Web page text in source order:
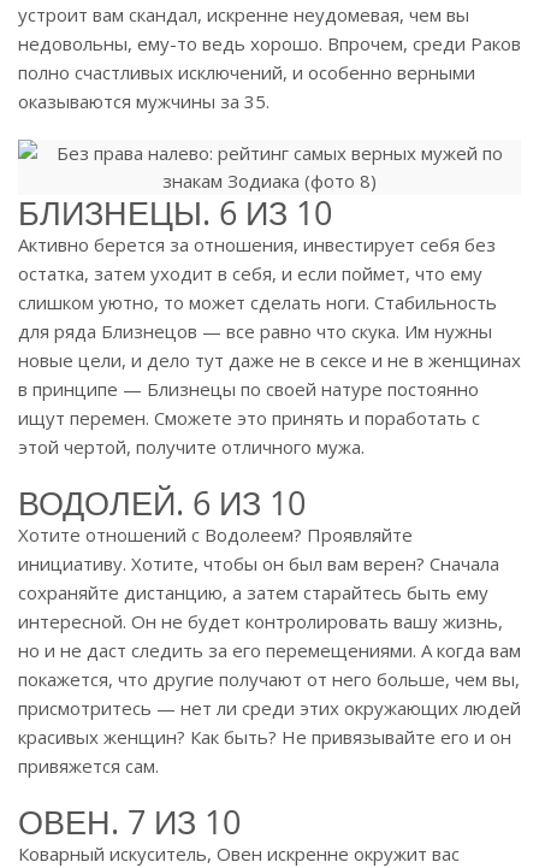
устроит вам скандал, искренне неудомевая, чем вы
недовольны, ему-то ведь хорошо. Впрочем, среди Раков
полно счастливых исключений, и особенно верными
оказываются мужчины за 35.
БЛИЗНЕЦЫ. 6 ИЗ 10
Активно берется за отношения, инвестирует себя без
остатка, затем уходит в себя, и если поймет, что ему
слишком уютно, то может сделать ноги. Стабильность
для ряда Близнецов — все равно что скука. Им нужны
новые цели, и дело тут даже не в сексе и не в женщинах
в принципе — Близнецы по своей натуре постоянно
ищут перемен. Сможете это принять и поработать с
этой чертой, получите отличного мужа.
ВОДОЛЕЙ. 6 ИЗ 10
Хотите отношений с Водолеем? Проявляйте
инициативу. Хотите, чтобы он был вам верен? Сначала
сохраняйте дистанцию, а затем старайтесь быть ему
интересной. Он не будет контролировать вашу жизнь,
но и не даст следить за его перемещениями. А когда вам
покажется, что другие получают от него больше, чем вы,
присмотритесь — нет ли среди этих окружающих людей
красивых женщин? Как быть? Не привязывайте его и он
привяжется сам.
ОВЕН. 7 ИЗ 10
Коварный искуситель, Овен искренне окружит вас